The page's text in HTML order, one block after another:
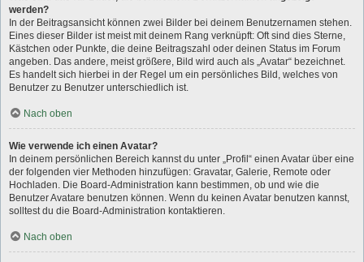
werden?
In der Beitragsansicht können zwei Bilder bei deinem Benutzernamen stehen.
Eines dieser Bilder ist meist mit deinem Rang verknüpft: Oft sind dies Sterne,
Kästchen oder Punkte, die deine Beitragszahl oder deinen Status im Forum
angeben. Das andere, meist größere, Bild wird auch als „Avatar“ bezeichnet.
Es handelt sich hierbei in der Regel um ein persönliches Bild, welches von
Benutzer zu Benutzer unterschiedlich ist.
Nach oben
Wie verwende ich einen Avatar?
In deinem persönlichen Bereich kannst du unter „Profil“ einen Avatar über eine
der folgenden vier Methoden hinzufügen: Gravatar, Galerie, Remote oder
Hochladen. Die Board-Administration kann bestimmen, ob und wie die
Benutzer Avatare benutzen können. Wenn du keinen Avatar benutzen kannst,
solltest du die Board-Administration kontaktieren.
Nach oben